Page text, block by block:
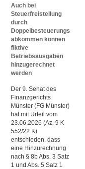
Auch bei
Steuerfreistellung
durch
Doppelbesteuerungs
abkommen können
fiktive
Betriebsausgaben
hinzugerechnet
werden
Der 9. Senat des
Finanzgerichts
Münster (FG Münster)
hat mit Urteil vom
23.06.2026 (Az. 9 K
552/22 K)
entschieden, dass
eine Hinzurechnung
nach § 8b Abs. 3 Satz
1 und Abs. 5 Satz 1